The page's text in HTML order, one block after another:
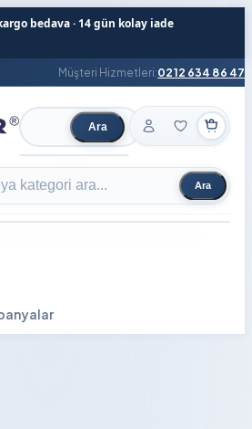
bedava · 14 gün kolay iade
Müşteri Hizmetleri:0212 634 86 47
Ürün ara Ara
Ara